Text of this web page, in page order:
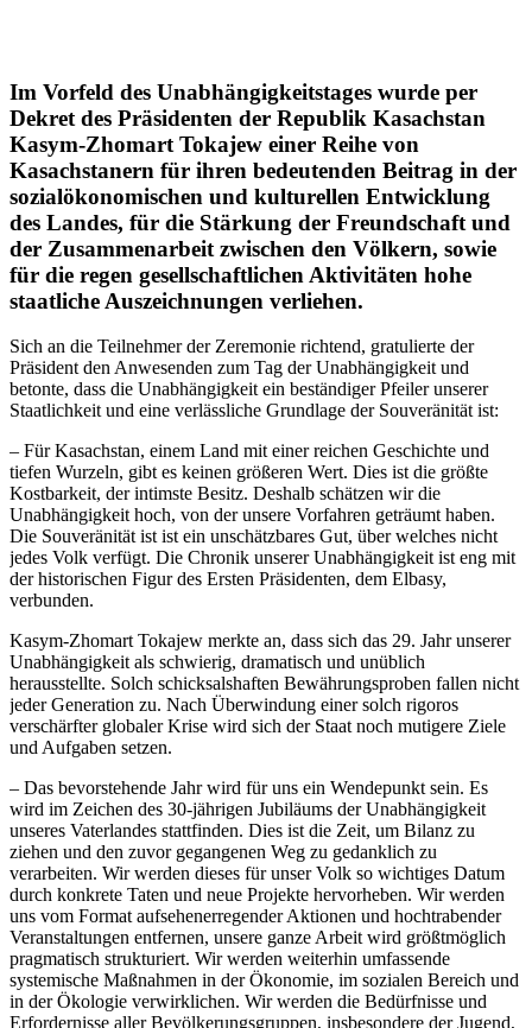
Im Vorfeld des Unabhängigkeitstages wurde per
Dekret des Präsidenten der Republik Kasachstan
Kasym-Zhomart Tokajew einer Reihe von
Kasachstanern für ihren bedeutenden Beitrag in der
sozialökonomischen und kulturellen Entwicklung
des Landes, für die Stärkung der Freundschaft und
der Zusammenarbeit zwischen den Völkern, sowie
für die regen gesellschaftlichen Aktivitäten hohe
staatliche Auszeichnungen verliehen.
Sich an die Teilnehmer der Zeremonie richtend, gratulierte der
Präsident den Anwesenden zum Tag der Unabhängigkeit und
betonte, dass die Unabhängigkeit ein beständiger Pfeiler unserer
Staatlichkeit und eine verlässliche Grundlage der Souveränität ist:
– Für Kasachstan, einem Land mit einer reichen Geschichte und
tiefen Wurzeln, gibt es keinen größeren Wert. Dies ist die größte
Kostbarkeit, der intimste Besitz. Deshalb schätzen wir die
Unabhängigkeit hoch, von der unsere Vorfahren geträumt haben.
Die Souveränität ist ist ein unschätzbares Gut, über welches nicht
jedes Volk verfügt. Die Chronik unserer Unabhängigkeit ist eng mit
der historischen Figur des Ersten Präsidenten, dem Elbasy,
verbunden.
Kasym-Zhomart Tokajew merkte an, dass sich das 29. Jahr unserer
Unabhängigkeit als schwierig, dramatisch und unüblich
herausstellte. Solch schicksalshaften Bewährungsproben fallen nicht
jeder Generation zu. Nach Überwindung einer solch rigoros
verschärfter globaler Krise wird sich der Staat noch mutigere Ziele
und Aufgaben setzen.
– Das bevorstehende Jahr wird für uns ein Wendepunkt sein. Es
wird im Zeichen des 30-jährigen Jubiläums der Unabhängigkeit
unseres Vaterlandes stattfinden. Dies ist die Zeit, um Bilanz zu
ziehen und den zuvor gegangenen Weg zu gedanklich zu
verarbeiten. Wir werden dieses für unser Volk so wichtiges Datum
durch konkrete Taten und neue Projekte hervorheben. Wir werden
uns vom Format aufsehenerregender Aktionen und hochtrabender
Veranstaltungen entfernen, unsere ganze Arbeit wird größtmöglich
pragmatisch strukturiert. Wir werden weiterhin umfassende
systemische Maßnahmen in der Ökonomie, im sozialen Bereich und
in der Ökologie verwirklichen. Wir werden die Bedürfnisse und
Erfordernisse aller Bevölkerungsgruppen, insbesondere der Jugend,